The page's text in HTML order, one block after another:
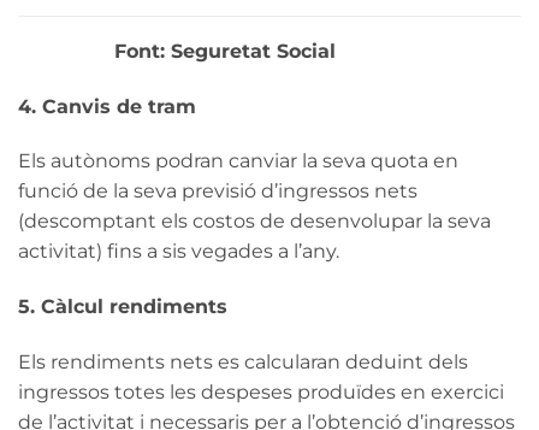
Font: Seguretat Social
4. Canvis de tram
Els autònoms podran canviar la seva quota en
funció de la seva previsió d’ingressos nets
(descomptant els costos de desenvolupar la seva
activitat) fins a sis vegades a l’any.
5. Càlcul rendiments
Els rendiments nets es calcularan deduint dels
ingressos totes les despeses produïdes en exercici
de l’activitat i necessaris per a l’obtenció d’ingressos